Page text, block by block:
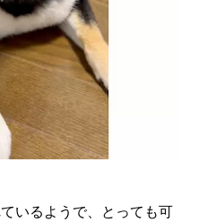
いるようで、とっても可